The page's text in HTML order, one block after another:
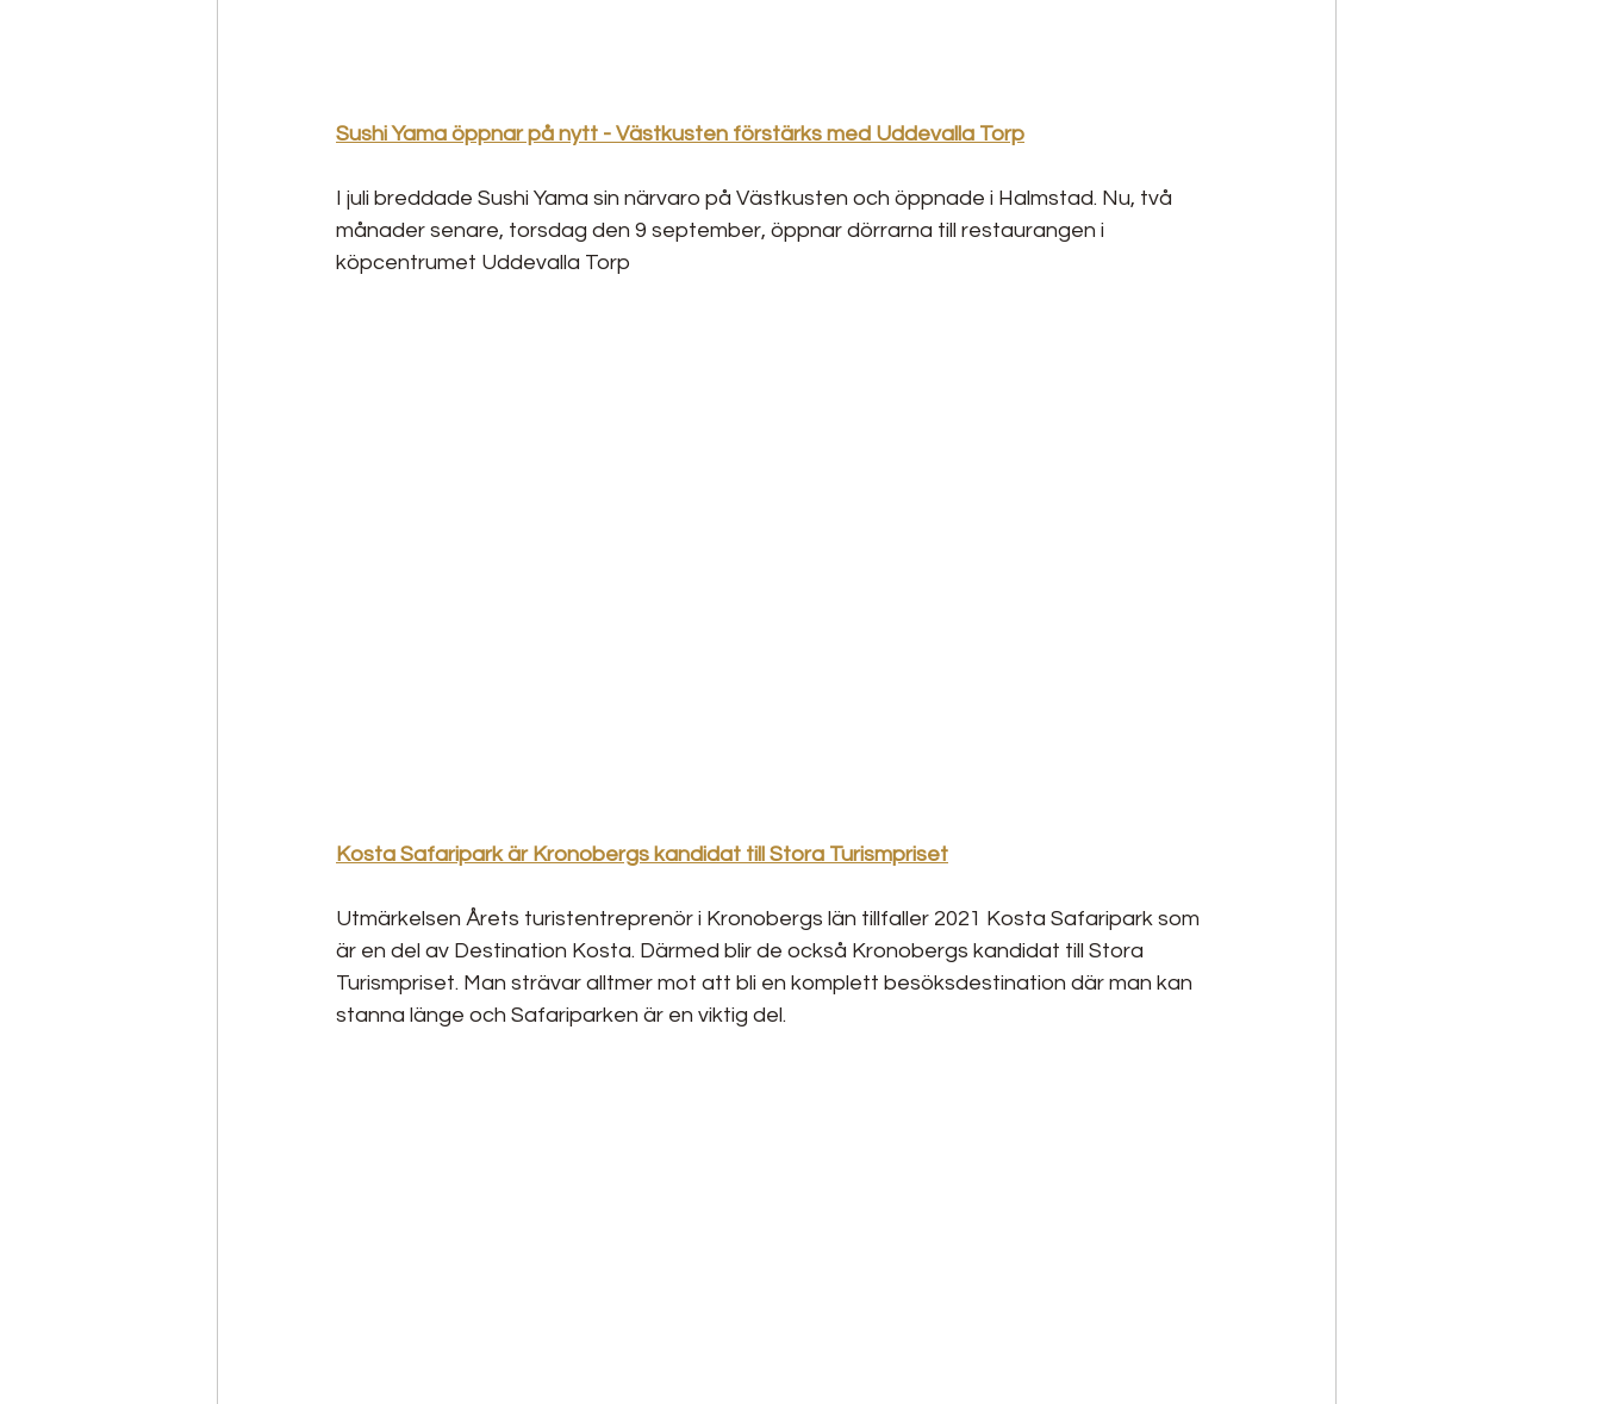
Sushi Yama öppnar på nytt - Västkusten förstärks med Uddevalla Torp
I juli breddade Sushi Yama sin närvaro på Västkusten och öppnade i Halmstad. Nu, två
månader senare, torsdag den 9 september, öppnar dörrarna till restaurangen i
köpcentrumet Uddevalla Torp
Kosta Safaripark är Kronobergs kandidat till Stora Turismpriset
Utmärkelsen Årets turistentreprenör i Kronobergs län tillfaller 2021 Kosta Safaripark som
är en del av Destination Kosta. Därmed blir de också Kronobergs kandidat till Stora
Turismpriset. Man strävar alltmer mot att bli en komplett besöksdestination där man kan
stanna länge och Safariparken är en viktig del.